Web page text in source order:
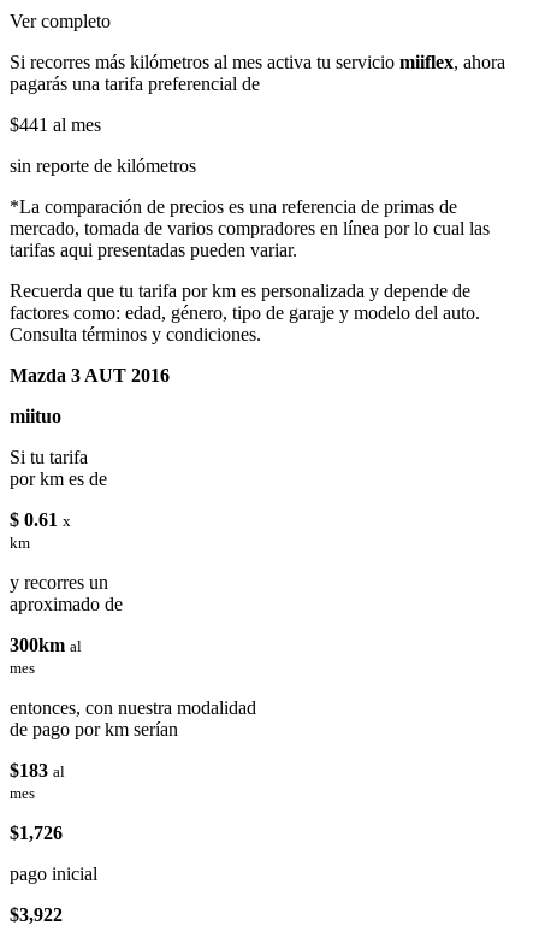
Ver completo
Si recorres más kilómetros al mes activa tu servicio miiflex, ahora
pagarás una tarifa preferencial de
$441 al mes
sin reporte de kilómetros
*La comparación de precios es una referencia de primas de
mercado, tomada de varios compradores en línea por lo cual las
tarifas aqui presentadas pueden variar.
Recuerda que tu tarifa por km es personalizada y depende de
factores como: edad, género, tipo de garaje y modelo del auto.
Consulta términos y condiciones.
Mazda 3 AUT 2016
miituo
Si tu tarifa
por km es de
$ 0.61 x
km
y recorres un
aproximado de
300km al
mes
entonces, con nuestra modalidad
de pago por km serían
$183 al
mes
$1,726
pago inicial
$3,922